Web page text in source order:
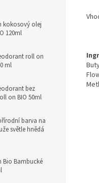
kokosový olej
120ml
roll on
ml
bez
on BIO 50ml
barva na
světle hnědá
Bio Bambucké